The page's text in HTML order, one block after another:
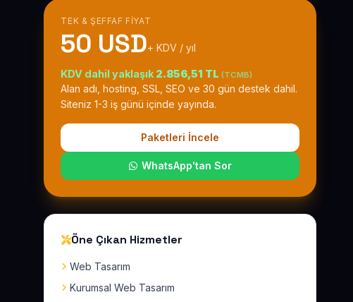
TEK & ŞEFFAF FIYAT
50 USD+ KDV / yıl
KDV dahil yaklaşık 2.856,51 TL (TCMB)
Alan adı, hosting, SSL, SEO ve 30 gün destek dahil.
Siteniz 1-3 iş günü içinde yayında.
Paketleri İncele
WhatsApp'tan Sor
Öne Çıkan Hizmetler
Web Tasarım
Kurumsal Web Tasarım